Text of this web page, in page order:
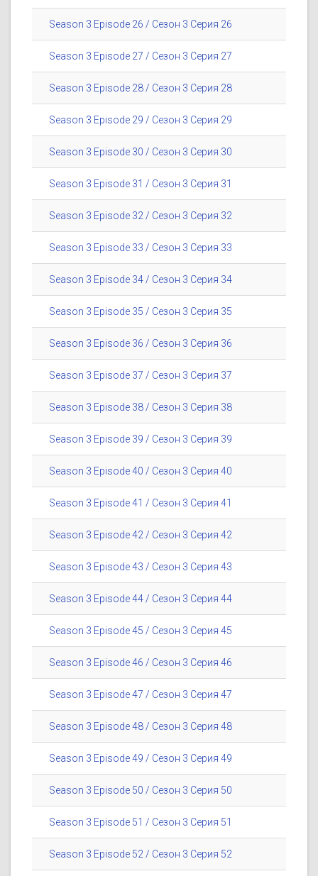
Season 3 Episode 26 / Сезон 3 Серия 26
Season 3 Episode 27 / Сезон 3 Серия 27
Season 3 Episode 28 / Сезон 3 Серия 28
Season 3 Episode 29 / Сезон 3 Серия 29
Season 3 Episode 30 / Сезон 3 Серия 30
Season 3 Episode 31 / Сезон 3 Серия 31
Season 3 Episode 32 / Сезон 3 Серия 32
Season 3 Episode 33 / Сезон 3 Серия 33
Season 3 Episode 34 / Сезон 3 Серия 34
Season 3 Episode 35 / Сезон 3 Серия 35
Season 3 Episode 36 / Сезон 3 Серия 36
Season 3 Episode 37 / Сезон 3 Серия 37
Season 3 Episode 38 / Сезон 3 Серия 38
Season 3 Episode 39 / Сезон 3 Серия 39
Season 3 Episode 40 / Сезон 3 Серия 40
Season 3 Episode 41 / Сезон 3 Серия 41
Season 3 Episode 42 / Сезон 3 Серия 42
Season 3 Episode 43 / Сезон 3 Серия 43
Season 3 Episode 44 / Сезон 3 Серия 44
Season 3 Episode 45 / Сезон 3 Серия 45
Season 3 Episode 46 / Сезон 3 Серия 46
Season 3 Episode 47 / Сезон 3 Серия 47
Season 3 Episode 48 / Сезон 3 Серия 48
Season 3 Episode 49 / Сезон 3 Серия 49
Season 3 Episode 50 / Сезон 3 Серия 50
Season 3 Episode 51 / Сезон 3 Серия 51
Season 3 Episode 52 / Сезон 3 Серия 52